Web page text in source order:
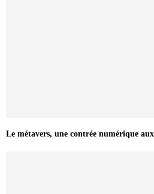
Le métavers, une contrée numérique